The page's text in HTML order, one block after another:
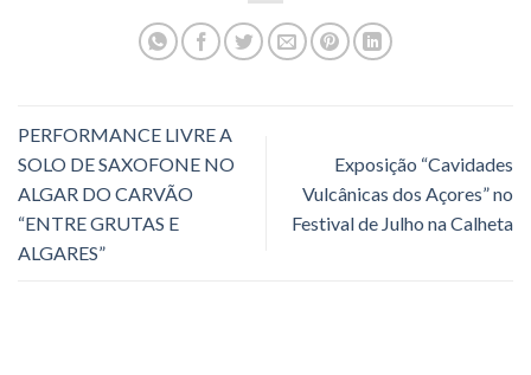
PERFORMANCE LIVRE A
SOLO DE SAXOFONE NO
ALGAR DO CARVÃO
“ENTRE GRUTAS E
ALGARES”
Exposição “Cavidades
Vulcânicas dos Açores” no
Festival de Julho na Calheta